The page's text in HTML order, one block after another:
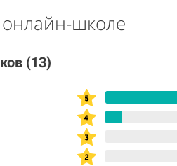
школе
(13)